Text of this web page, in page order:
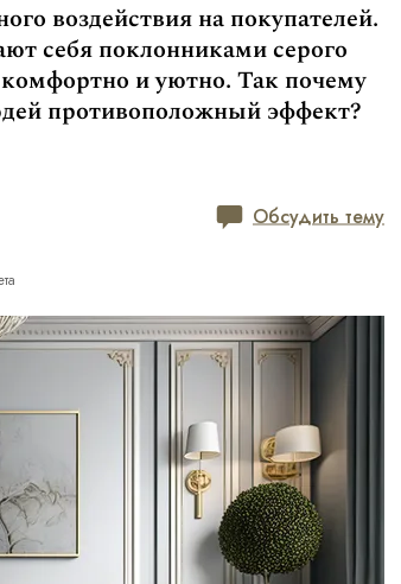
воздействия на покупателей.
себя поклонниками серого
и уютно. Так почему
противоположный эффект?
Обсудить тему